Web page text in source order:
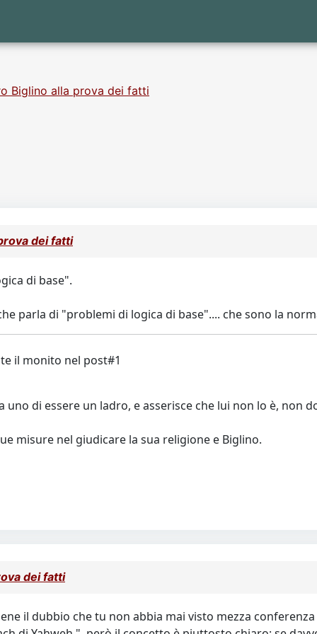
Biglino alla prova dei fatti
dei fatti
di base".
parla di "problemi di logica di base".... che sono la
il monito nel post#1
di essere un ladro, e asserisce che lui non lo è, non
misure nel giudicare la sua religione e Biglino.
dei fatti
il dubbio che tu non abbia mai visto mezza